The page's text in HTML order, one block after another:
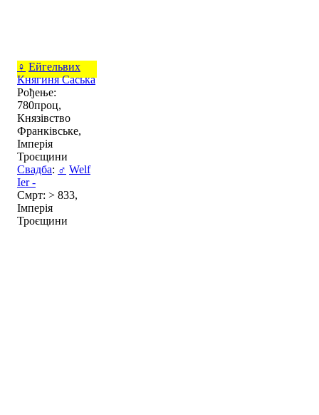
♀ Ейгельвих
Княгиня Саська
Рођење:
780проц,
Князівство
Франківське,
Імперія
Троєщини
Свадба: ♂ Welf
Ier -
Смрт: > 833,
Імперія
Троєщини